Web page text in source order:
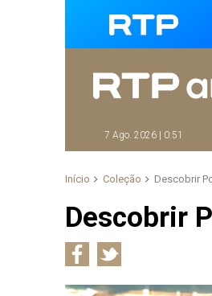
7 Ago. 2026 | 0:51
Início Coleção Descobrir
Descobrir